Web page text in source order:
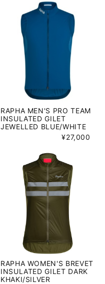
RAPHA MEN'S PRO TEAM
INSULATED GILET
JEWELLED BLUE/WHITE
¥27,000
RAPHA WOMEN'S BREVET
INSULATED GILET DARK
KHAKI/SILVER